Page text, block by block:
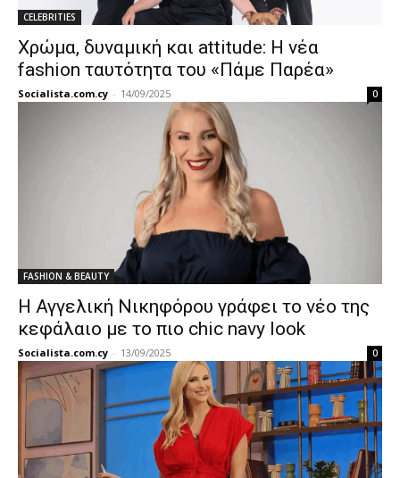
CELEBRITIES
Χρώμα, δυναμική και attitude: Η νέα
fashion ταυτότητα του «Πάμε Παρέα»
Socialista.com.cy - 14/09/2025 0
FASHION & BEAUTY
Η Αγγελική Νικηφόρου γράφει το νέο της
κεφάλαιο με το πιο chic navy look
Socialista.com.cy - 13/09/2025 0